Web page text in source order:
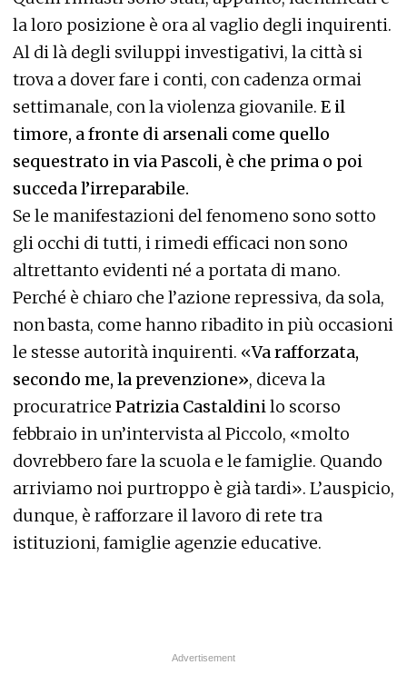
la loro posizione è ora al vaglio degli inquirenti.
Al di là degli sviluppi investigativi, la città si
trova a dover fare i conti, con cadenza ormai
settimanale, con la violenza giovanile. E il
timore, a fronte di arsenali come quello
sequestrato in via Pascoli, è che prima o poi
succeda l’irreparabile.
Se le manifestazioni del fenomeno sono sotto
gli occhi di tutti, i rimedi efficaci non sono
altrettanto evidenti né a portata di mano.
Perché è chiaro che l’azione repressiva, da sola,
non basta, come hanno ribadito in più occasioni
le stesse autorità inquirenti. «Va rafforzata,
secondo me, la prevenzione», diceva la
procuratrice Patrizia Castaldinilo scorso
febbraio in un’intervista al Piccolo, «molto
dovrebbero fare la scuola e le famiglie. Quando
arriviamo noi purtroppo è già tardi». L’auspicio,
dunque, è rafforzare il lavoro di rete tra
istituzioni, famiglie agenzie educative.